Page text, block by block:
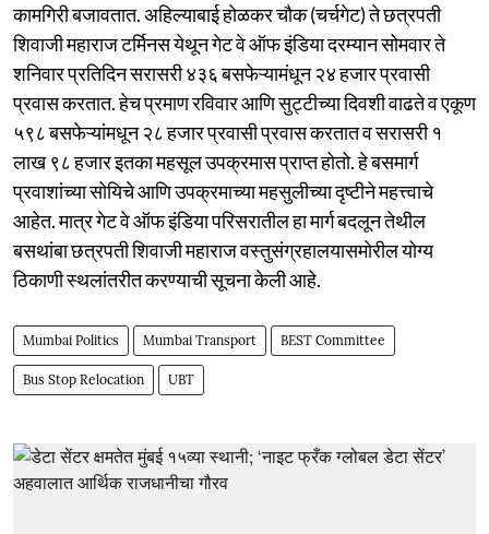
कामगिरी बजावतात. अहिल्याबाई होळकर चौक (चर्चगेट) ते छत्रपती
शिवाजी महाराज टर्मिनस येथून गेट वे ऑफ इंडिया दरम्यान सोमवार ते
शनिवार प्रतिदिन सरासरी ४३६ बसफेऱ्यामंधून २४ हजार प्रवासी
प्रवास करतात. हेच प्रमाण रविवार आणि सुट्टीच्या दिवशी वाढते व एकूण
५९८ बसफेऱ्यांमधून २८ हजार प्रवासी प्रवास करतात व सरासरी १
लाख ९८ हजार इतका महसूल उपक्रमास प्राप्त होतो. हे बसमार्ग
प्रवाशांच्या सोयिचे आणि उपक्रमाच्या महसुलीच्या दृष्टीने महत्त्वाचे
आहेत. मात्र गेट वे ऑफ इंडिया परिसरातील हा मार्ग बदलून तेथील
बसथांबा छत्रपती शिवाजी महाराज वस्तुसंग्रहालयासमोरील योग्य
ठिकाणी स्थलांतरीत करण्याची सूचना केली आहे.
Mumbai Politics Mumbai Transport BEST Committee
Bus Stop Relocation UBT